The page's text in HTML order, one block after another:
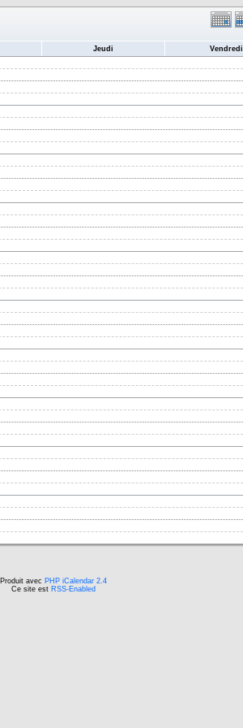
Jeudi Vendredi
Produit avec PHP iCalendar 2.4
Ce site est RSS-Enabled